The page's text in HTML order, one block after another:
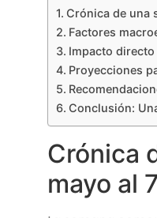
Crónica de una
Factores
Impacto
Proyecciones
Conclusión:
Crónica
mayo al